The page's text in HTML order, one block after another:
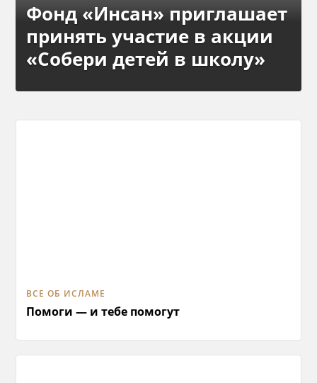
Фонд «Инсан» приглашает
принять участие в акции
«Собери детей в школу»
ВСЕ ОБ ИСЛАМЕ
Помоги — и тебе помогут